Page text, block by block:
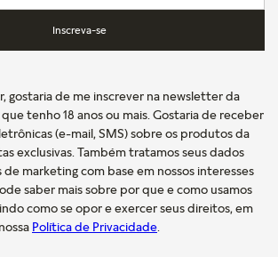
Inscreva-se
gostaria de me inscrever na newsletter da
tenho 18 anos ou mais. Gostaria de receber
(e-mail, SMS) sobre os produtos da
exclusivas. Também tratamos seus dados
de marketing com base em nossos interesses
saber mais sobre por que e como usamos
como se opor e exercer seus direitos, em
nossa Política de Privacidade.